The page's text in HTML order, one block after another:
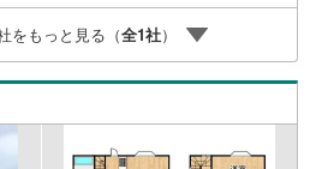
対応できる売却専門チームあり！3.た
りがあるため、最も低金利になるよう
は専門家同士が連携をとっているた
がございます。お気軽にお問合せくだ
をもっと見る（全1社）